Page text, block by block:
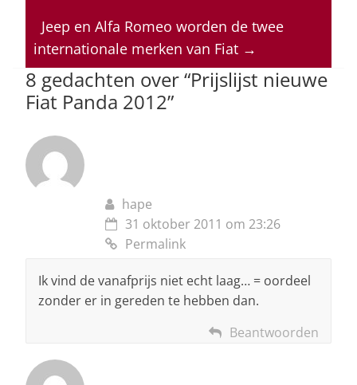
p
p
o
o
k
n s
Jeep en Alfa Romeo worden de twee
internationale merken van Fiat →
8 gedachten over “Prijslijst nieuwe
Fiat Panda 2012”
hape
31 oktober 2011 om 23:26
Permalink
Ik vind de vanafprijs niet echt laag… = oordeel
zonder er in gereden te hebben dan.
Beantwoorden